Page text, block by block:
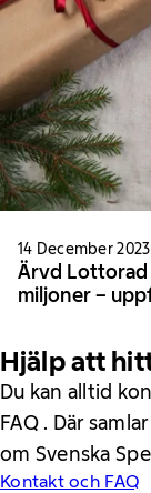
14 December 2023
Ärvd Lottorad
miljoner −
Hjälp att
Du kan alltid
FAQ . Där
om Svenska
Kontakt och FAQ